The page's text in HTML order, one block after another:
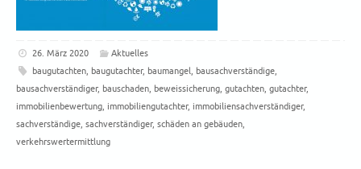
26. März 2020
Aktuelles
baugutachten, baugutachter, baumangel, bausachverständige,
bausachverständiger, bauschaden, beweissicherung, gutachten, gutachter,
immobilienbewertung, immobiliengutachter, immobiliensachverständiger,
sachverständige, sachverständiger, schäden an gebäuden,
verkehrswertermittlung